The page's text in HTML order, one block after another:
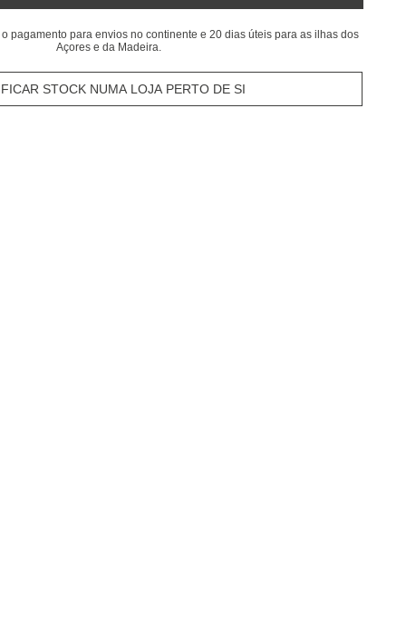
pagamento para envios no continente e 20 dias úteis para as ilhas dos
Açores e da Madeira.
STOCK NUMA LOJA PERTO DE SI